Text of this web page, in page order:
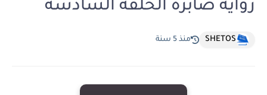
رواية صابره الحلقة السادسه
SHETOS منذ 5 سنة